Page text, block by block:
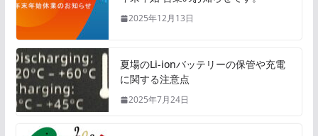
2025年12月13日
夏場のLi-ionバッテリーの保管や充電
に関する注意点
2025年7月24日